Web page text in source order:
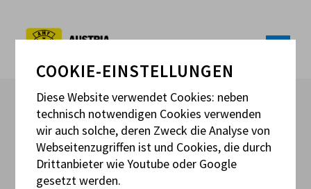
So
COOKIE-EINSTELLUNGEN
Diese Website verwendet Cookies: neben
technisch notwendigen Cookies verwenden
wir auch solche, deren Zweck die Analyse von
Webseitenzugriffen ist und Cookies, die durch
Drittanbieter wie Youtube oder Google
gesetzt werden.